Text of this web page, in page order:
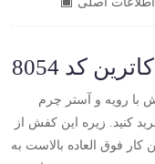
کد 8054
کاترین مدل 8054 یک کفش با رویه و آستر چرم
کنید. زیره این کفش از
فوق العاده بالاست به